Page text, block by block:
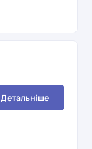
Детальніше